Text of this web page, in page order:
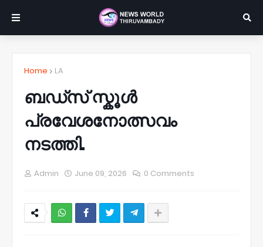
Home LA
ബഡ്സ് സ്കൂൾ
പ്രവേശനോത്സവം
നടത്തി.
Admin June 09, 2026 0 Comments